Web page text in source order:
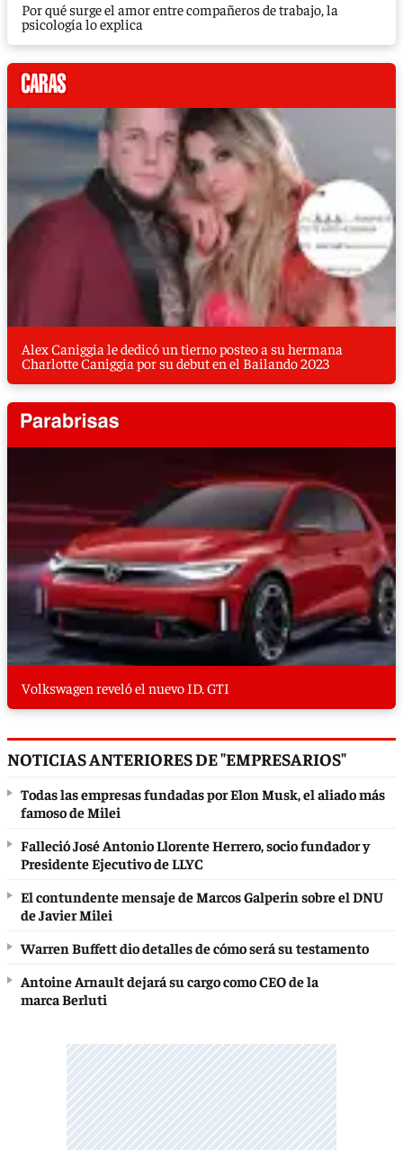
Por qué surge el amor entre compañeros de trabajo, la
psicología lo explica
Alex Caniggia le dedicó un tierno posteo a su hermana
Charlotte Caniggia por su debut en el Bailando 2023
Volkswagen reveló el nuevo ID. GTI
NOTICIAS ANTERIORES DE "EMPRESARIOS"
Todas las empresas fundadas por Elon Musk, el aliado más
famoso de Milei
Falleció José Antonio Llorente Herrero, socio fundador y
Presidente Ejecutivo de LLYC
El contundente mensaje de Marcos Galperin sobre el DNU
de Javier Milei
Warren Buffett dio detalles de cómo será su testamento
Antoine Arnault dejará su cargo como CEO de la
marca Berluti